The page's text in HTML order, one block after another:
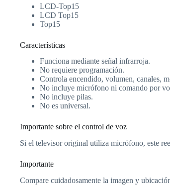
LCD-Top15
LCD Top15
Top15
Características
Funciona mediante señal infrarroja.
No requiere programación.
Controla encendido, volumen, canales,
No incluye micrófono ni comando por
No incluye pilas.
No es universal.
Importante sobre el control de voz
Si el televisor original utiliza micrófono, este
Importante
Compare cuidadosamente la imagen y